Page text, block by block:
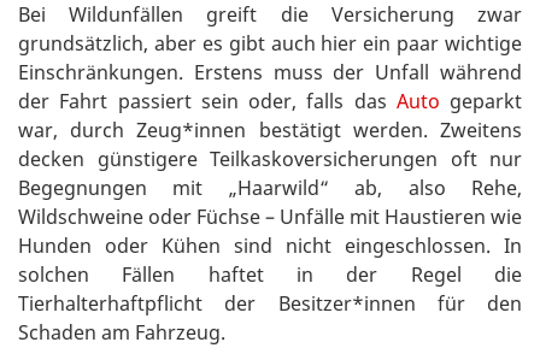
Bei Wildunfällen greift die Versicherung zwar
grundsätzlich, aber es gibt auch hier ein paar wichtige
Einschränkungen. Erstens muss der Unfall während
der Fahrt passiert sein oder, falls das Auto geparkt
war, durch Zeug*innen bestätigt werden. Zweitens
decken günstigere Teilkaskoversicherungen oft nur
Begegnungen mit „Haarwild“ ab, also Rehe,
Wildschweine oder Füchse – Unfälle mit Haustieren wie
Hunden oder Kühen sind nicht eingeschlossen. In
solchen Fällen haftet in der Regel die
Tierhalterhaftpflicht der Besitzer*innen für den
Schaden am Fahrzeug.